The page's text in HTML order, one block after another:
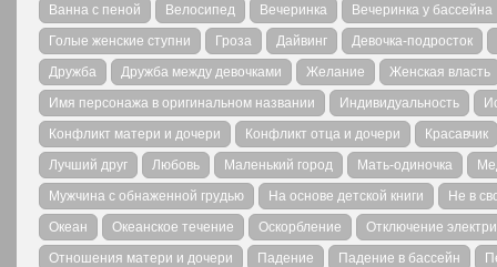
Ванна с пеной
Велосипед Вечеринка
Вечеринка у бассейна
Голые женские ступни
Гроза Дайвинг
Девочка-подросток
Дружба
Дружба между девочками Желание
Женская власть
Имя персонажа в оригинальном названии
Индивидуальность
Конфликт матери и дочери
Конфликт отца и дочери
Красавчик
Лучший друг
Любовь Маленький город Мать-одиночка
Мужчина с обнаженной грудью
На основе детской книги
Не в
Океан
Океанское течение Оскорбление
Отключение
Отношения матери и дочери
Падение Падение в бассейн